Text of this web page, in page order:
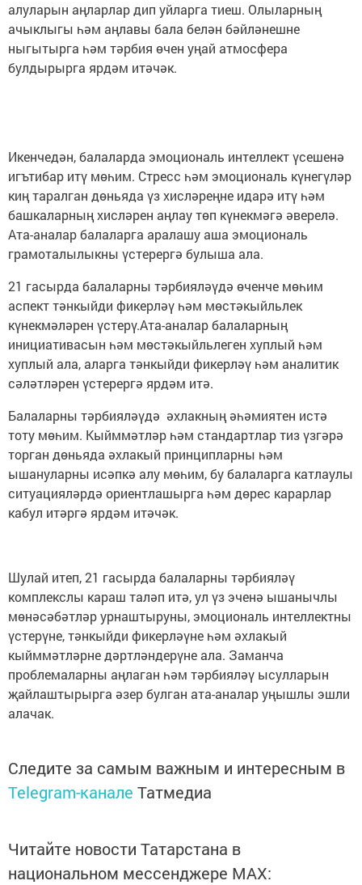
алуларын аңларлар дип уйларга тиеш. Олыларның
ачыклыгы һәм аңлавы бала белән бәйләнешне
ныгытырга һәм тәрбия өчен уңай атмосфера
булдырырга ярдәм итәчәк.
Икенчедән, балаларда эмоциональ интеллект үсешенә
игътибар итү мөһим. Стресс һәм эмоциональ күнегүләр
киң таралган дөньяда үз хисләреңне идарә итү һәм
башкаларның хисләрен аңлау төп күнекмәгә әверелә.
Ата-аналар балаларга аралашу аша эмоциональ
грамоталылыкны үстерергә булыша ала.
21 гасырда балаларны тәрбияләүдә өченче мөһим
аспект тәнкыйди фикерләү һәм мөстәкыйльлек
күнекмәләрен үстерү.Ата-аналар балаларның
инициативасын һәм мөстәкыйльлеген хуплый һәм
хуплый ала, аларга тәнкыйди фикерләү һәм аналитик
сәләтләрен үстерергә ярдәм итә.
Балаларны тәрбияләүдә әхлакның әһәмиятен истә
тоту мөһим. Кыйммәтләр һәм стандартлар тиз үзгәрә
торган дөньяда әхлакый принципларны һәм
ышануларны исәпкә алу мөһим, бу балаларга катлаулы
ситуацияләрдә ориентлашырга һәм дөрес карарлар
кабул итәргә ярдәм итәчәк.
Шулай итеп, 21 гасырда балаларны тәрбияләү
комплекслы караш таләп итә, ул үз эченә ышанычлы
мөнәсәбәтләр урнаштыруны, эмоциональ интеллектны
үстерүне, тәнкыйди фикерләүне һәм әхлакый
кыйммәтләрне дәртләндерүне ала. Заманча
проблемаларны аңлаган һәм тәрбияләү ысулларын
җайлаштырырга әзер булган ата-аналар уңышлы эшли
алачак.
Следите за самым важным и интересным в
Telegram-канале Татмедиа
Читайте новости Татарстана в
национальном мессенджере MАХ: